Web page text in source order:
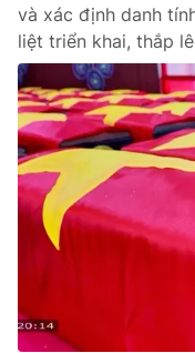
và xác định danh
liệt triển khai, thắp